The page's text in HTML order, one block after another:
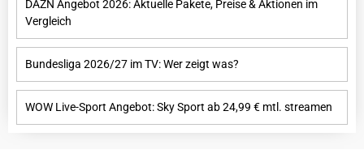
DAZN Angebot 2026: Aktuelle Pakete, Preise & Aktionen im
Vergleich
Bundesliga 2026/27 im TV: Wer zeigt was?
WOW Live-Sport Angebot: Sky Sport ab 24,99 € mtl. streamen